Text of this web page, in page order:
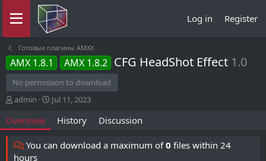
Log in Register
Готовые плагины AMXX
AMX 1.8.1 AMX 1.8.2 CFG HeadShot Effect 1.0
No permission to download
A
t
h
o
r
admin
C
t
Jul 11, 2023
Overview History Discussion
You can download a maximum of0 files within 24
hours